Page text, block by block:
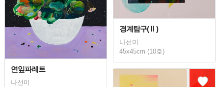
경계탐구(Ⅱ)
나선미
45x45cm (10호)
연잎파레트
나선미